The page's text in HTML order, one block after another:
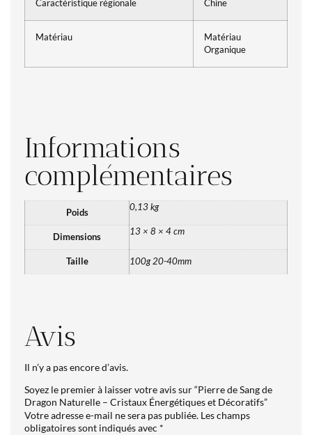
Caractéristique régionale Chine
Matériau
Matériau
Organique
Informations
complémentaires
Poids
0,13 kg
Dimensions
13 × 8 × 4 cm
Taille 100g 20-40mm
Avis
Il n’y a pas encore d’avis.
Soyez le premier à laisser votre avis sur “Pierre de Sang de
Dragon Naturelle – Cristaux Énergétiques et Décoratifs”
Votre adresse e-mail ne sera pas publiée. Les champs
obligatoires sont indiqués avec *